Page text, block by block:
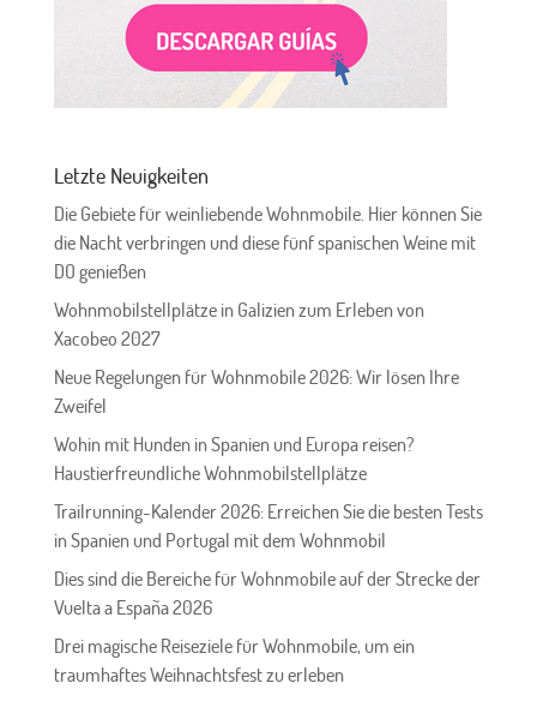
Letzte Neuigkeiten
Die Gebiete für weinliebende Wohnmobile. Hier können Sie
die Nacht verbringen und diese fünf spanischen Weine mit
DO genießen
Wohnmobilstellplätze in Galizien zum Erleben von
Xacobeo 2027
Neue Regelungen für Wohnmobile 2026: Wir lösen Ihre
Zweifel
Wohin mit Hunden in Spanien und Europa reisen?
Haustierfreundliche Wohnmobilstellplätze
Trailrunning-Kalender 2026: Erreichen Sie die besten Tests
in Spanien und Portugal mit dem Wohnmobil
Dies sind die Bereiche für Wohnmobile auf der Strecke der
Vuelta a España 2026
Drei magische Reiseziele für Wohnmobile, um ein
traumhaftes Weihnachtsfest zu erleben